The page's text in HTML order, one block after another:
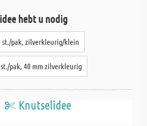
hebt u nodig
pak, zilverkleurig/klein
pak, 40 mm zilverkleurig
Knutselidee